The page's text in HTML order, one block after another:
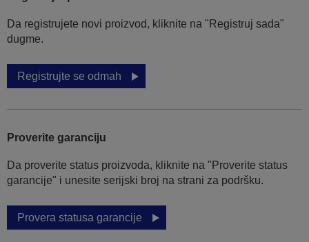
Da registrujete novi proizvod, kliknite na "Registruj sada"
dugme.
Registrujte se odmah
Proverite garanciju
Da proverite status proizvoda, kliknite na "Proverite status
garancije" i unesite serijski broj na strani za podršku.
Provera statusa garancije